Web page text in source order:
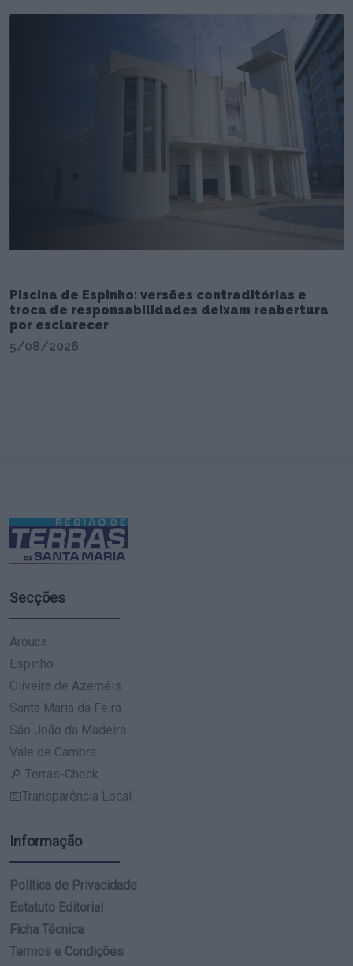
Piscina de Espinho: versões contraditórias e
troca de responsabilidades deixam reabertura
por esclarecer
5/08/2026
Secções
Arouca
Espinho
Oliveira de Azeméis
Santa Maria da Feira
São João da Madeira
Vale de Cambra
🔎 Terras-Check
💶Transparência Local
Informação
Política de Privacidade
Estatuto Editorial
Ficha Técnica
Termos e Condições